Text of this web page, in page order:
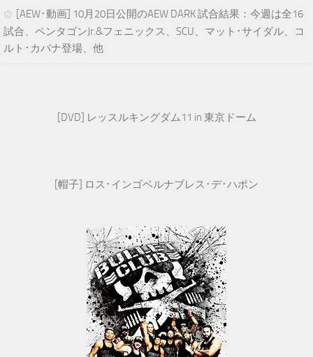
[AEW･動画] 10月20日公開のAEW DARK 試合結果：今週は全16
試合、ペンタゴンJr.&フェニックス、SCU、マット･サイダル、コ
ルト･カバナ登場、他
[DVD] レッスルキングダム11 in 東京ドーム
[帽子] ロス･インゴベルナブレス･デ･ハポン